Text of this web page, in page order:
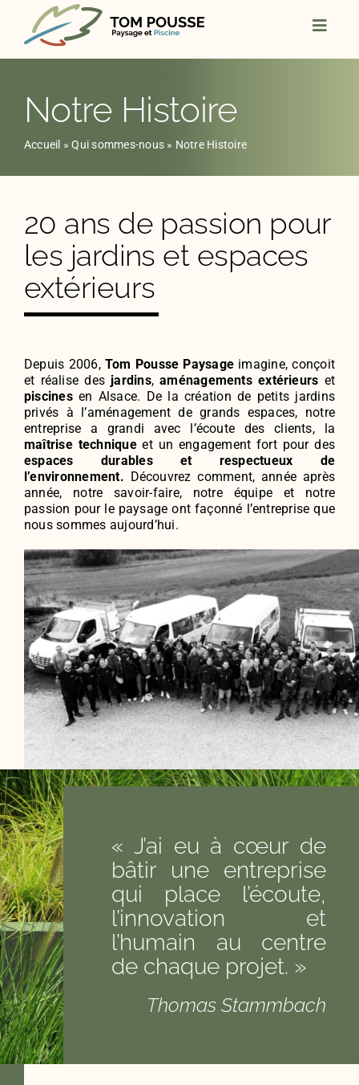
content
Notre Histoire
Accueil »Qui sommes-nous » Notre Histoire
20 ans de passion pour
les jardins et espaces
extérieurs
Depuis 2006, Tom Pousse Paysage imagine, conçoit
et réalise des jardins, aménagements extérieurs et
piscinesen Alsace. De la création de petits jardins
privés à l’aménagement de grands espaces, notre
entreprise a grandi avec l’écoute des clients, la
maîtrise techniqueet un engagement fort pour des
espaces durables et respectueux de
l’environnement. Découvrez comment, année après
année, notre savoir-faire, notre équipe et notre
passion pour le paysage ont façonné l’entreprise que
nous sommes aujourd’hui.
« J’ai eu à cœur de
bâtir une entreprise
qui place l’écoute,
l’innovation et
l’humain au centre
de chaque projet. »
Thomas Stammbach